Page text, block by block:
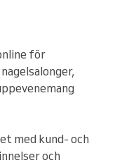
för
med kund- och
och